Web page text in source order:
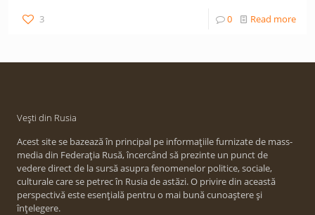
3 0 Read more
Vești din Rusia
Acest site se bazează în principal pe informațiile furnizate de mass-
media din Federația Rusă, încercând să prezinte un punct de
vedere direct de la sursă asupra fenomenelor politice, sociale,
culturale care se petrec în Rusia de astăzi. O privire din această
perspectivă este esențială pentru o mai bună cunoaștere și
înțelegere.